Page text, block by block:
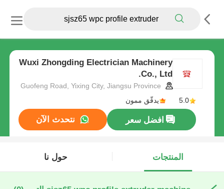
Wuxi Zhongding Electrician Machinery
Co., Ltd.
5.0
يدقّق ممون
افضل سعر نتحدث الآن
المنتجات حول نا